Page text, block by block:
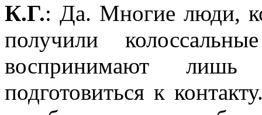
К.Г.: Да. Многие люди,
получили
воспринимают
подготовиться к